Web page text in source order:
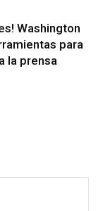
Washington
para
la prensa